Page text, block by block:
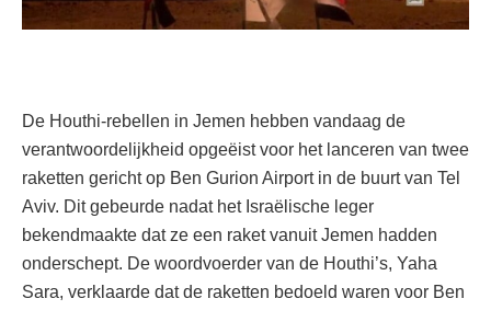
De Houthi-rebellen in Jemen hebben vandaag de
verantwoordelijkheid opgeëist voor het lanceren van twee
raketten gericht op Ben Gurion Airport in de buurt van Tel
Aviv. Dit gebeurde nadat het Israëlische leger
bekendmaakte dat ze een raket vanuit Jemen hadden
onderschept. De woordvoerder van de Houthi’s, Yaha
Sara, verklaarde dat de raketten bedoeld waren voor Ben